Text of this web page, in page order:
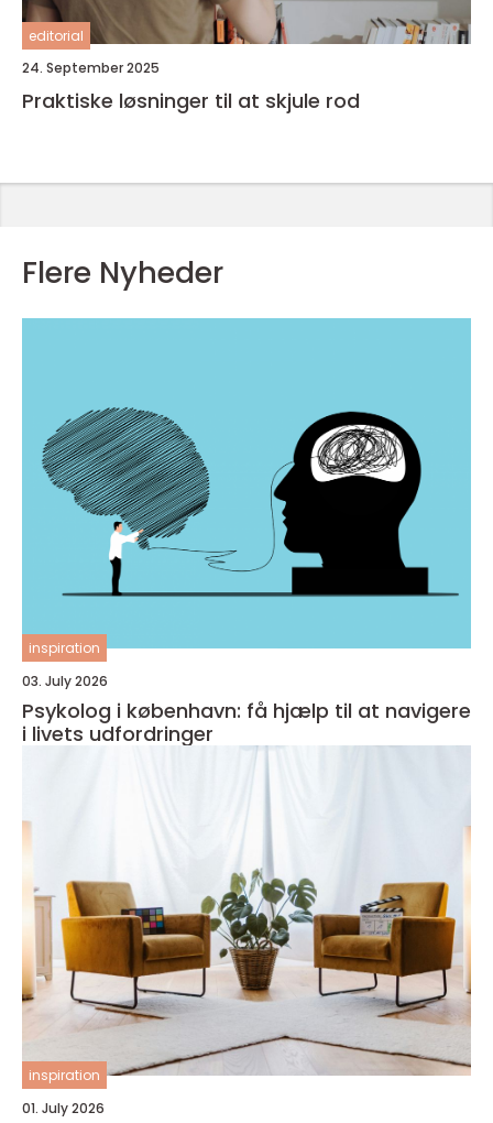
editorial
24. September 2025
Praktiske løsninger til at skjule rod
Flere Nyheder
inspiration
03. July 2026
Psykolog i københavn: få hjælp til at navigere
i livets udfordringer
inspiration
01. July 2026